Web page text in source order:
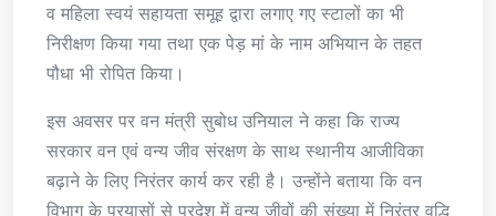
व महिला स्वयं सहायता समूह द्वारा लगाए गए स्टालों का भी
निरीक्षण किया गया तथा एक पेड़ मां के नाम अभियान के तहत
पौधा भी रोपित किया।
इस अवसर पर वन मंत्री सुबोध उनियाल ने कहा कि राज्य
सरकार वन एवं वन्य जीव संरक्षण के साथ स्थानीय आजीविका
बढ़ाने के लिए निरंतर कार्य कर रही है। उन्होंने बताया कि वन